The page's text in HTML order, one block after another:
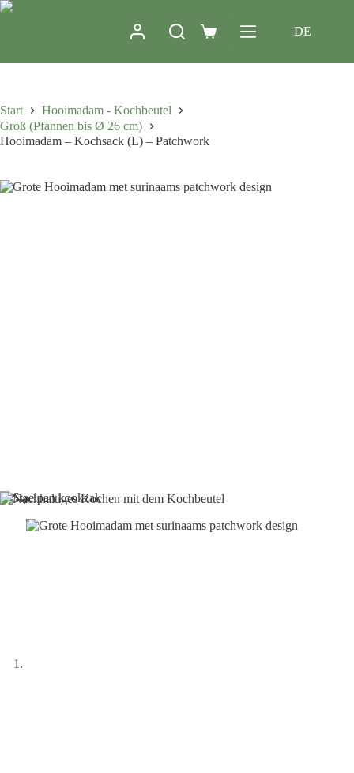
DE
Start
Hooimadam - Kochbeutel
Groß (Pfannen bis Ø 26 cm)
Hooimadam – Kochsack (L) – Patchwork